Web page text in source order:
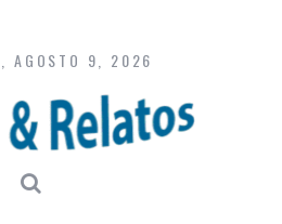
content
AGOSTO 9, 2026